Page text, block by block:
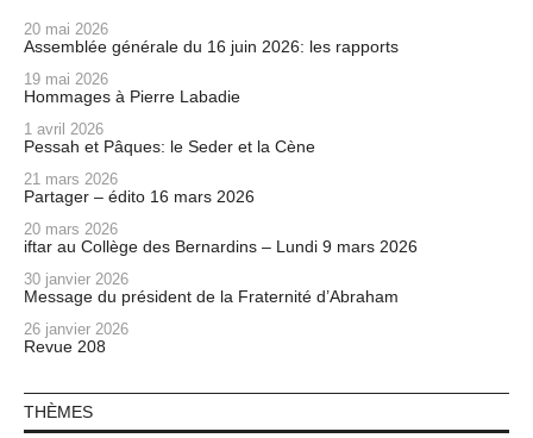
20 mai 2026
Assemblée générale du 16 juin 2026: les rapports
19 mai 2026
Hommages à Pierre Labadie
1 avril 2026
Pessah et Pâques: le Seder et la Cène
21 mars 2026
Partager – édito 16 mars 2026
20 mars 2026
iftar au Collège des Bernardins – Lundi 9 mars 2026
30 janvier 2026
Message du président de la Fraternité d’Abraham
26 janvier 2026
Revue 208
THÈMES